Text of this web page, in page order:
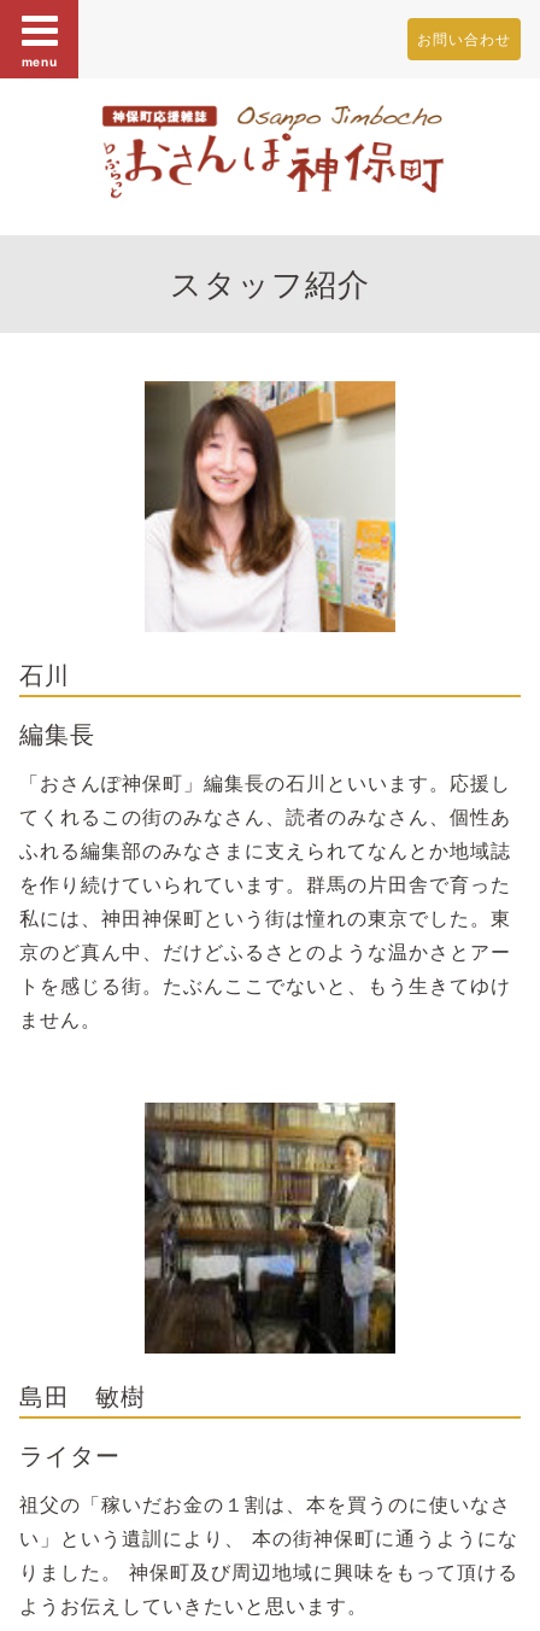
menu
お問い合わせ
スタッフ紹介
石川
編集長
「おさんぽ神保町」編集長の石川といいます。応援し
てくれるこの街のみなさん、読者のみなさん、個性あ
ふれる編集部のみなさまに支えられてなんとか地域誌
を作り続けていられています。群馬の片田舎で育った
私には、神田神保町という街は憧れの東京でした。東
京のど真ん中、だけどふるさとのような温かさとアー
トを感じる街。たぶんここでないと、もう生きてゆけ
ません。
島田 敏樹
ライター
祖父の「稼いだお金の１割は、本を買うのに使いなさ
い」という遺訓により、 本の街神保町に通うようにな
りました。 神保町及び周辺地域に興味をもって頂ける
ようお伝えしていきたいと思います。